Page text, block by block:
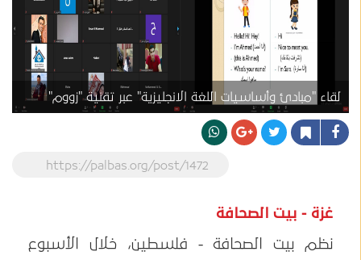
لقاء "مبادئ وأساسيات اللغة الانجليزية" عبر تقنية "زووم"
https://palbas.org/post/1472
غزة - بيت الصحافة
نظم بيت الصحافة - فلسطين، خلال الأسبوع